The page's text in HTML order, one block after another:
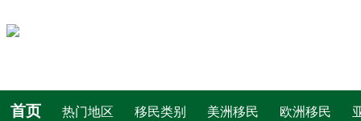
首页 热门地区 移民类别 美洲移民 欧洲移民